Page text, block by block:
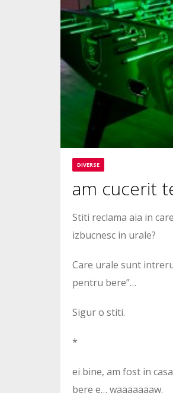
DIVERSE
am cucerit
Stiti reclama aia in
izbucnesc in urale?
Care urale sunt
pentru bere”…
Sigur o stiti.
*
ei bine, am fost in
bere e… waaaaaaaw.